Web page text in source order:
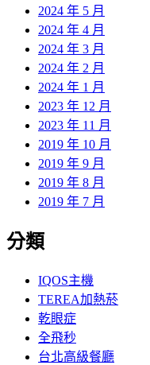
2024 年 5 月
2024 年 4 月
2024 年 3 月
2024 年 2 月
2024 年 1 月
2023 年 12 月
2023 年 11 月
2019 年 10 月
2019 年 9 月
2019 年 8 月
2019 年 7 月
分類
IQOS主機
TEREA加熱菸
乾眼症
全飛秒
台北高級餐廳